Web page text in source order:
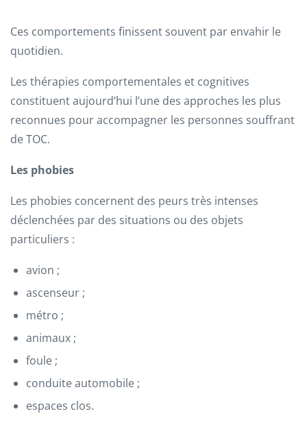
Ces comportements finissent souvent par envahir le
quotidien.
Les thérapies comportementales et cognitives
constituent aujourd’hui l’une des approches les plus
reconnues pour accompagner les personnes souffrant
de TOC.
Les phobies
Les phobies concernent des peurs très intenses
déclenchées par des situations ou des objets
particuliers :
avion ;
ascenseur ;
métro ;
animaux ;
foule ;
conduite automobile ;
espaces clos.